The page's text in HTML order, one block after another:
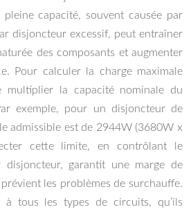
capacité, souvent causée par
disjoncteur excessif, peut entraîner
des composants et augmenter
Pour calculer la charge maximale
multiplier la capacité nominale du
exemple, pour un disjoncteur de
admissible est de 2944W (3680W x
cette limite, en contrôlant le
garantit une marge de
les problèmes de surchauffe.
à tous les types de circuits, qu’ils